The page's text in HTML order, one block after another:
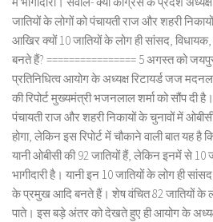
जातियों के लोगों को पंचायती राज और शहरी
आखिर क्यों 10 जातियों के लोग ही सांसद,
बनते हैं? ================ 5 अगस्त को
प्रतिनिधित्व आयोग के अध्यक्ष रिटायर्ड जज
की रिपोर्ट मुख्यमंत्री भजनलाल शर्मा को सौंप दी
पंचायती राज और शहरी निकायों के चुनावों में
होगा, लेकिन इस रिपोर्ट में चौकाने वाली बात यह है
यानी ओबीसी की 92 जातियों हैं, लेकिन इनमें से 10
भागीदारी है। यानी इन 10 जातियों के लोग ही
के प्रमुख आदि बनते हैं। शेष वंचित 82 जातियों के
पाते। इस बड़े अंतर को देखते हुए ही आयोग के